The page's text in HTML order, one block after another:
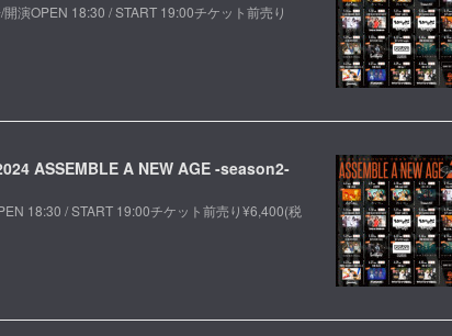
演OPEN 18:30 / START 19:00チケット前売り
ASSEMBLE A NEW AGE -season2-
18:30 / START 19:00チケット前売り¥6,400(税